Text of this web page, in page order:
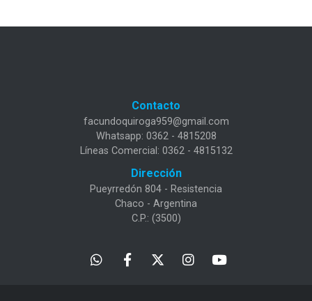
Contacto
facundoquiroga959@gmail.com
Whatsapp: 0362 - 4815208
Líneas Comercial: 0362 - 4815132
Dirección
Pueyrredón 804 - Resistencia
Chaco - Argentina
C.P.: (3500)